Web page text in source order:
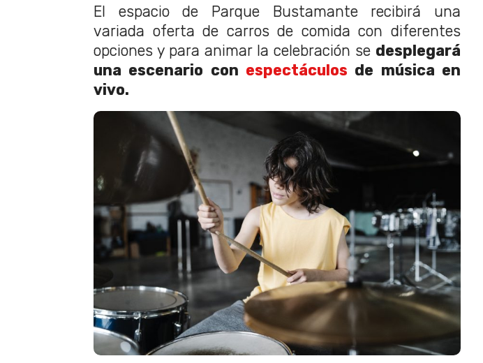
El espacio de Parque Bustamante recibirá una
variada oferta de carros de comida con diferentes
opciones y para animar la celebración se desplegará
una escenario con espectáculos de música en
vivo.